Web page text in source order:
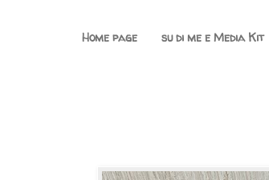
Home page su di me e Media Kit